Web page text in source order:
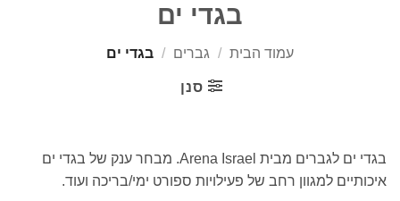
בגדי ים
עמוד הבית / גברים / בגדי ים
סנן
בגדי ים לגברים מבית Arena Israel. מבחר ענק של בגדי ים
איכותיים למגוון רחב של פעילויות ספורט ימי/בריכה ועוד.